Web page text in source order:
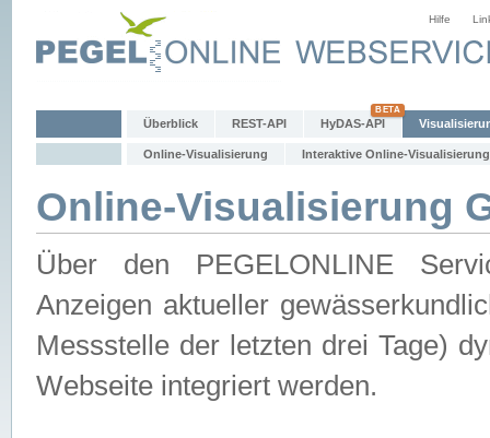
Hilfe
Überblick REST-API HyDAS-API
Online-Visualisierung Interaktive Online-Visualisierung
Online-Visualisierung
Über den PEGELONLINE
Anzeigen aktueller
Messstelle der letzten drei Tage)
Webseite integriert werden.